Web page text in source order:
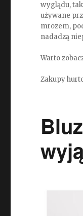
wyglądu,
używane
mrozem,
nadadzą
Warto
Zakupy